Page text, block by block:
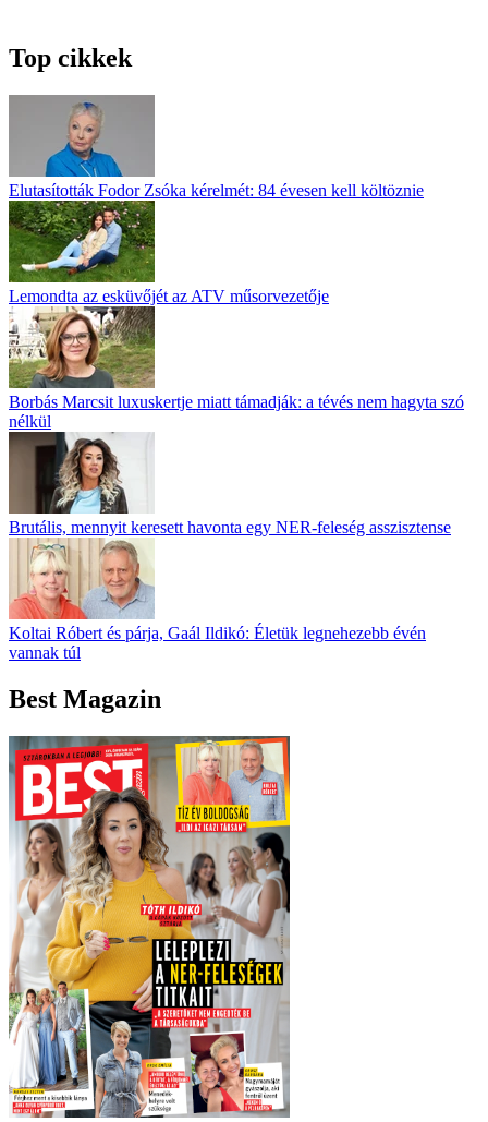
Top cikkek
Elutasították Fodor Zsóka kérelmét: 84 évesen kell költöznie
Lemondta az esküvőjét az ATV műsorvezetője
Borbás Marcsit luxuskertje miatt támadják: a tévés nem hagyta szó
nélkül
Brutális, mennyit keresett havonta egy NER-feleség asszisztense
Koltai Róbert és párja, Gaál Ildikó: Életük legnehezebb évén
vannak túl
Best Magazin